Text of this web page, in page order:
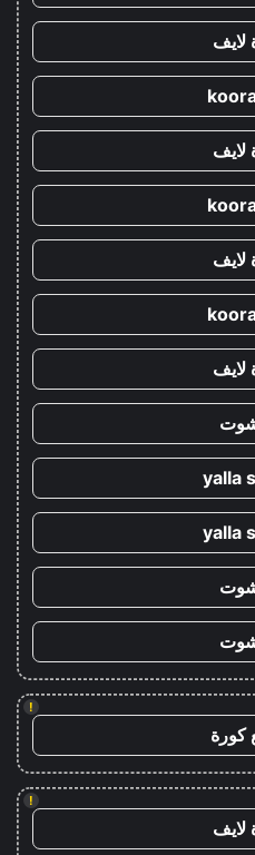
لايف
لايف
لايف
لايف
شوت
yalla
yalla
شوت
شوت
!
كورة
!
لايف